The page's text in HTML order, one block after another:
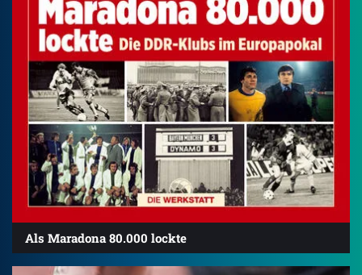
Als Maradona 80.000 lockte